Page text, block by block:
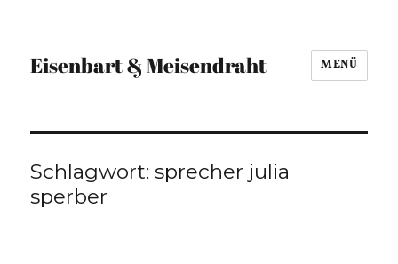
Eisenbart & Meisendraht MENÜ
Schlagwort:sprecher julia
sperber